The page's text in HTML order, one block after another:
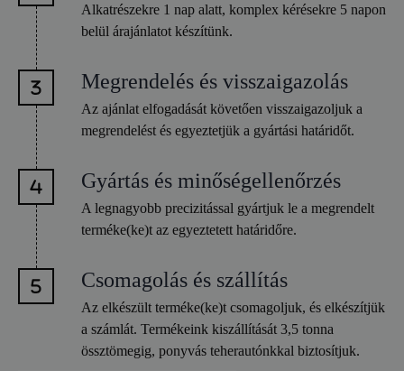
Alkatrészekre 1 nap alatt, komplex kérésekre 5 napon
belül árajánlatot készítünk.
Megrendelés és visszaigazolás
Az ajánlat elfogadását követően visszaigazoljuk a
megrendelést és egyeztetjük a gyártási határidőt.
Gyártás és minőségellenőrzés
A legnagyobb precizitással gyártjuk le a megrendelt
terméke(ke)t az egyeztetett határidőre.
Csomagolás és szállítás
Az elkészült terméke(ke)t csomagoljuk, és elkészítjük
a számlát. Termékeink kiszállítását 3,5 tonna
össztömegig, ponyvás teherautónkkal biztosítjuk.